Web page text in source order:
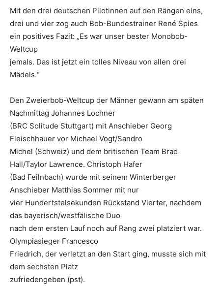
Mit den drei deutschen Pilotinnen auf den Rängen eins,
drei und vier zog auch Bob-Bundestrainer René Spies
ein positives Fazit: „Es war unser bester Monobob-
Weltcup
jemals. Das ist jetzt ein tolles Niveau von allen drei
Mädels.“
Den Zweierbob-Weltcup der Männer gewann am späten
Nachmittag Johannes Lochner
(BRC Solitude Stuttgart) mit Anschieber Georg
Fleischhauer vor Michael Vogt/Sandro
Michel (Schweiz) und dem britischen Team Brad
Hall/Taylor Lawrence. Christoph Hafer
(Bad Feilnbach) wurde mit seinem Winterberger
Anschieber Matthias Sommer mit nur
vier Hundertstelsekunden Rückstand Vierter, nachdem
das bayerisch/westfälische Duo
nach dem ersten Lauf noch auf Rang zwei platziert war.
Olympiasieger Francesco
Friedrich, der verletzt an den Start ging, musste sich mit
dem sechsten Platz
zufriedengeben (pst).